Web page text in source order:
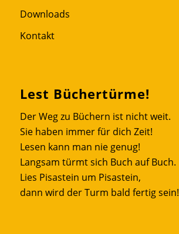
Downloads
Kontakt
Lest Büchertürme!
Der Weg zu Büchern ist nicht weit.
Sie haben immer für dich Zeit!
Lesen kann man nie genug!
Langsam türmt sich Buch auf Buch.
Lies Pisastein um Pisastein,
dann wird der Turm bald fertig sein!